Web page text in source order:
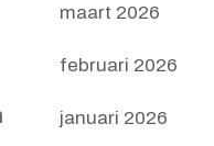
maart 2026
februari 2026
januari 2026